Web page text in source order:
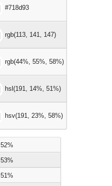
#718d93
rgb(113, 141, 147)
rgb(44%, 55%, 58%)
hsl(191, 14%, 51%)
hsv(191, 23%, 58%)
52%
53%
51%